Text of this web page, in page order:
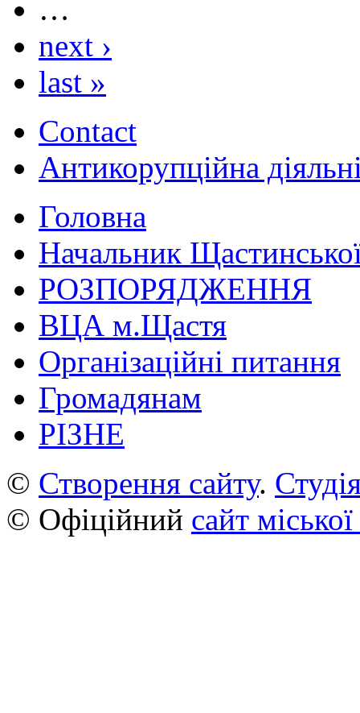
…
next ›
last »
Contact
Антикорупційна
Головна
Начальник
РОЗПОРЯДЖЕННЯ
ВЦА м.Щастя
Організаційні питання
Громадянам
РІЗНЕ
© Створення сайту.
© Офіційний сайт